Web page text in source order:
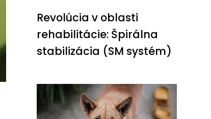
Revolúcia v oblasti
rehabilitácie: Špirálna
stabilizácia (SM systém)